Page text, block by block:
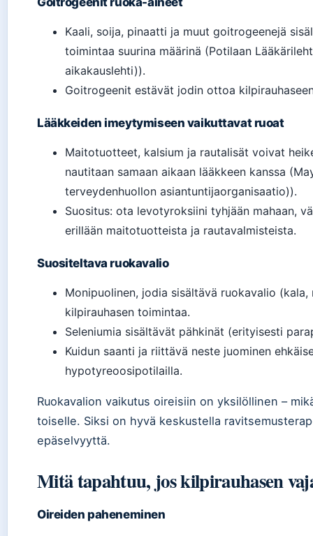
Kaali, soija, pinaatti ja muut goitrogeenejä
toimintaa suurina määrinä (Potilaan
aikakauslehti)).
Goitrogeenit estävät jodin ottoa
Lääkkeiden imeytymiseen vaikuttavat ruoat
Maitotuotteet, kalsium ja rautalisät voivat
nautitaan samaan aikaan lääkkeen kanssa
terveydenhuollon asiantuntijaorganisaatio)).
Suositus: ota levotyroksiini tyhjään mahaan,
erillään maitotuotteista ja rautavalmisteista.
Suositeltava ruokavalio
Monipuolinen, jodia sisältävä ruokavalio
kilpirauhasen toimintaa.
Seleniumia sisältävät pähkinät (erityisesti
Kuidun saanti ja riittävä neste juominen
hypotyreoosipotilailla.
Ruokavalion vaikutus oireisiin on yksilöllinen –
toiselle. Siksi on hyvä keskustella
epäselvyyttä.
Mitä tapahtuu, jos kilpirauhasen
Oireiden paheneminen